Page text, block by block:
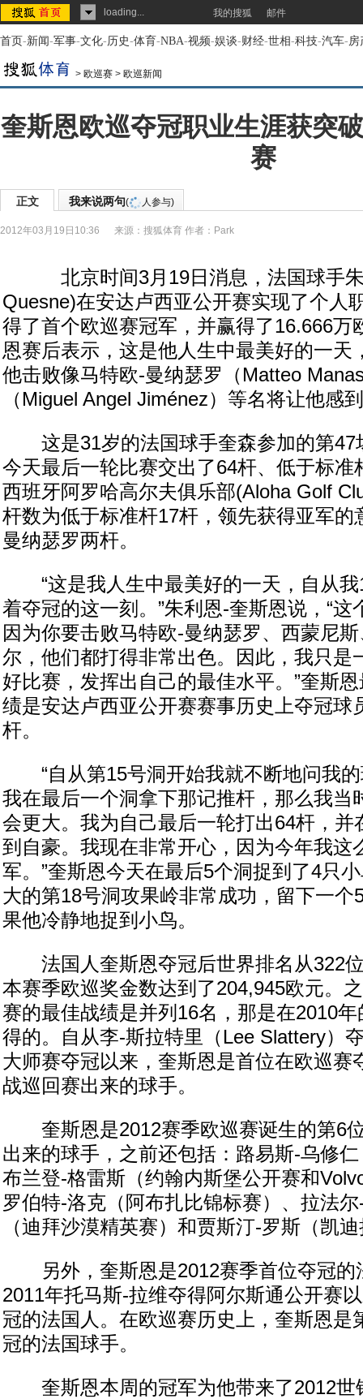
loading... 我的搜狐 邮件
首页-新闻-军事-文化-历史-体育-NBA-视频-娱谈-财经-世相-科技-汽车-房
> 欧巡赛 > 欧巡新闻
奎斯恩欧巡夺冠职业生涯获突
赛
正文 我来说两句( 人参与)
2012年03月19日10:36 来源： 搜狐体育 作者：Park
北京时间3月19日消息，法国球手朱
Quesne)在安达卢西亚公开赛实现了个人
得了首个欧巡赛冠军，并赢得了16.666万
恩赛后表示，这是他人生中最美好的一天
他击败像马特欧-曼纳瑟罗（Matteo
（Miguel Angel Jiménez）等名将让他感
这是31岁的法国球手奎森参加的第47
今天最后一轮比赛交出了64杆、低于标准
西班牙阿罗哈高尔夫俱乐部(Aloha Golf
杆数为低于标准杆17杆，领先获得亚军的
曼纳瑟罗两杆。
“这是我人生中最美好的一天，自从我
着夺冠的这一刻。”朱利恩-奎斯恩说，“这
因为你要击败马特欧-曼纳瑟罗、西蒙尼
尔，他们都打得非常出色。因此，我只是
好比赛，发挥出自己的最佳水平。”奎斯
绩是安达卢西亚公开赛赛事历史上夺冠球
杆。
“自从第15号洞开始我就不断地问我的
我在最后一个洞拿下那记推杆，那么我当
会更大。我为自己最后一轮打出64杆，并
到自豪。我现在非常开心，因为今年我这
军。”奎斯恩今天在最后5个洞捉到了4只
大的第18号洞攻果岭非常成功，留下一个
果他冷静地捉到小鸟。
法国人奎斯恩夺冠后世界排名从322位
本赛季欧巡奖金数达到了204,945欧元。
赛的最佳战绩是并列16名，那是在2010
得的。自从李-斯拉特里（Lee Slattery）
大师赛夺冠以来，奎斯恩是首位在欧巡赛
战巡回赛出来的球手。
奎斯恩是2012赛季欧巡赛诞生的第6
出来的球手，之前还包括：路易斯-乌修
布兰登-格雷斯（约翰内斯堡公开赛和
罗伯特-洛克（阿布扎比锦标赛）、拉法
（迪拜沙漠精英赛）和贾斯汀-罗斯（凯
另外，奎斯恩是2012赛季首位夺冠的
2011年托马斯-拉维夺得阿尔斯通公开赛
冠的法国人。在欧巡赛历史上，奎斯恩是
冠的法国球手。
奎斯恩本周的冠军为他带来了2012世